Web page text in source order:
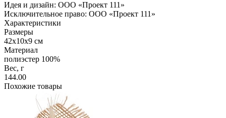
Идея и дизайн: ООО «Проект 111»
Исключительное право: ООО «Проект 111»
Характеристики
Размеры
42х10х9 см
Материал
полиэстер 100%
Вес, г
144.00
Похожие товары